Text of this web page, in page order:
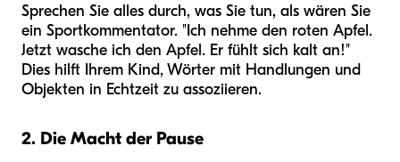
Sprechen Sie alles durch, was Sie tun, als wären Sie
ein Sportkommentator. "Ich nehme den roten Apfel.
Jetzt wasche ich den Apfel. Er fühlt sich kalt an!"
Dies hilft Ihrem Kind, Wörter mit Handlungen und
Objekten in Echtzeit zu assoziieren.
2. Die Macht der Pause